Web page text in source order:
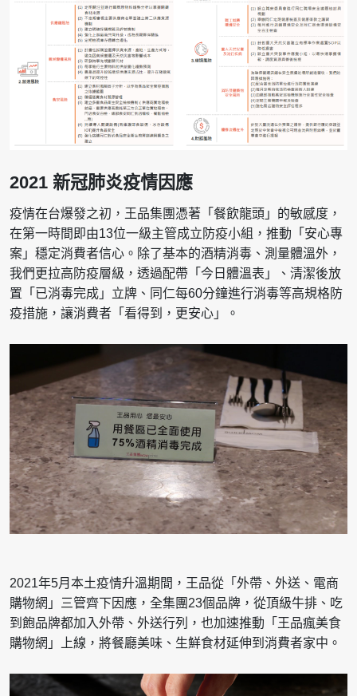
2021 新冠肺炎疫情因應
疫情在台爆發之初，王品集團憑著「餐飲龍頭」的敏感度，
在第一時間即由13位一級主管成立防疫小組，推動「安心專
案」穩定消費者信心。除了基本的酒精消毒、測量體溫外，
我們更拉高防疫層級，透過配帶「今日體溫表」、清潔後放
置「已消毒完成」立牌、同仁每60分鐘進行消毒等高規格防
疫措施，讓消費者「看得到，更安心」。
2021年5月本土疫情升溫期間，王品從「外帶、外送、電商
購物網」三管齊下因應，全集團23個品牌，從頂級牛排、吃
到飽品牌都加入外帶、外送行列，也加速推動「王品瘋美食
購物網」上線，將餐廳美味、生鮮食材延伸到消費者家中。